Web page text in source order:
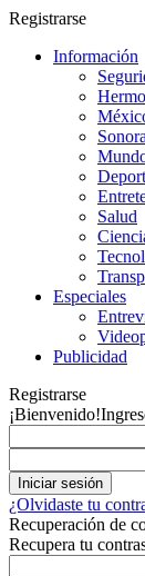
Registrarse
Información
Sonora
Salud
Especiales
Publicidad
Registrarse
¡Bienvenido!
¿Olvidaste tu
Recuperación de
Recupera tu